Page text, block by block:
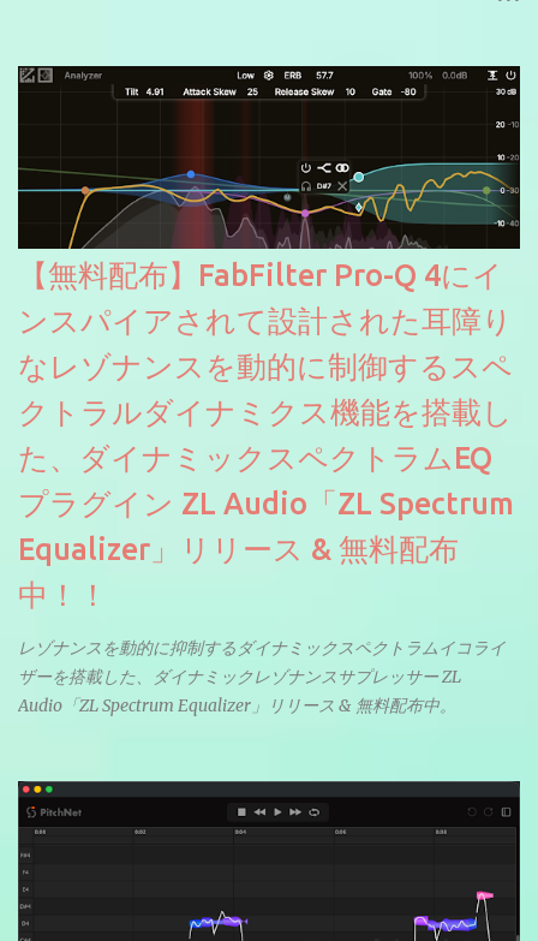
【無料配布】FabFilter Pro-Q 4にイ
ンスパイアされて設計された耳障り
なレゾナンスを動的に制御するスペ
クトラルダイナミクス機能を搭載し
た、ダイナミックスペクトラムEQ
プラグイン ZL Audio「ZL Spectrum
Equalizer」リリース & 無料配布
中！！
レゾナンスを動的に抑制するダイナミックスペクトラムイコライ
ザーを搭載した、ダイナミックレゾナンスサプレッサー ZL
Audio「ZL Spectrum Equalizer」リリース & 無料配布中。